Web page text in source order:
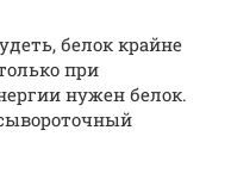
белок крайне
при
нужен белок.